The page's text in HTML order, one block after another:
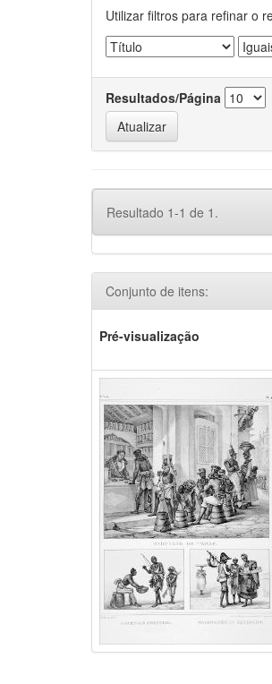
Utilizar filtros para refinar o
Resultados/Página
Resultado 1-1 de 1.
Conjunto de itens:
Pré-visualização